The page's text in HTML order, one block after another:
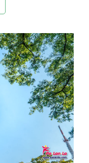
ย อีกทั้งยังมี
นมีนาคมถึง
ดอกทิวลิปสีสัน
นสนุกสนาน
ด้วย